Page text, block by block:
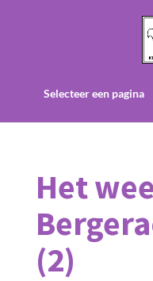
Selecteer een pagina
Het
(2)